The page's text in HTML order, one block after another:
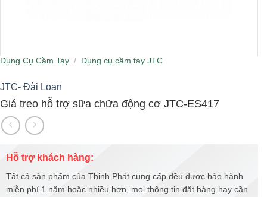
Dụng Cụ Cầm Tay / Dụng cụ cầm tay JTC
JTC- Đài Loan
Giá treo hỗ trợ sữa chữa động cơ JTC-ES417
Hỗ trợ khách hàng:
Tất cả sản phẩm của Thịnh Phát cung cấp đều được bảo hành
miễn phí 1 năm hoặc nhiều hơn, mọi thông tin đặt hàng hay cần